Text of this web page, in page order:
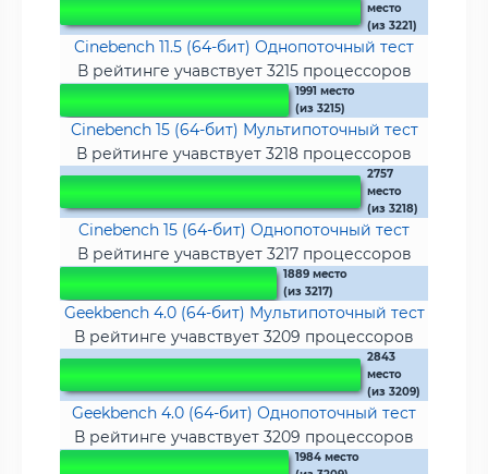
место
(из 3221)
Cinebench 11.5 (64-бит) Однопоточный тест
В рейтинге учавствует 3215 процессоров
1991 место
(из 3215)
Cinebench 15 (64-бит) Мультипоточный тест
В рейтинге учавствует 3218 процессоров
2757
место
(из 3218)
Cinebench 15 (64-бит) Однопоточный тест
В рейтинге учавствует 3217 процессоров
1889 место
(из 3217)
Geekbench 4.0 (64-бит) Мультипоточный тест
В рейтинге учавствует 3209 процессоров
2843
место
(из 3209)
Geekbench 4.0 (64-бит) Однопоточный тест
В рейтинге учавствует 3209 процессоров
1984 место